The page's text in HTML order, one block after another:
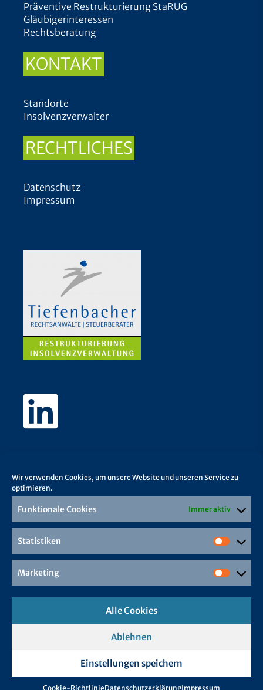
Wir verwenden Cookies, um unsere Website und unseren Service zu
optimieren.
Funktionale Cookies Immer aktiv
Statistiken
Marketing
Alle Cookies
Ablehnen
Einstellungen speichern
Cookie-RichtlinieDatenschutzerklärungImpressum
Präventive Restrukturierung StaRUG
Gläubigerinteressen
Rechtsberatung
KONTAKT
Standorte
Insolvenzverwalter
RECHTLICHES
Datenschutz
Impressum